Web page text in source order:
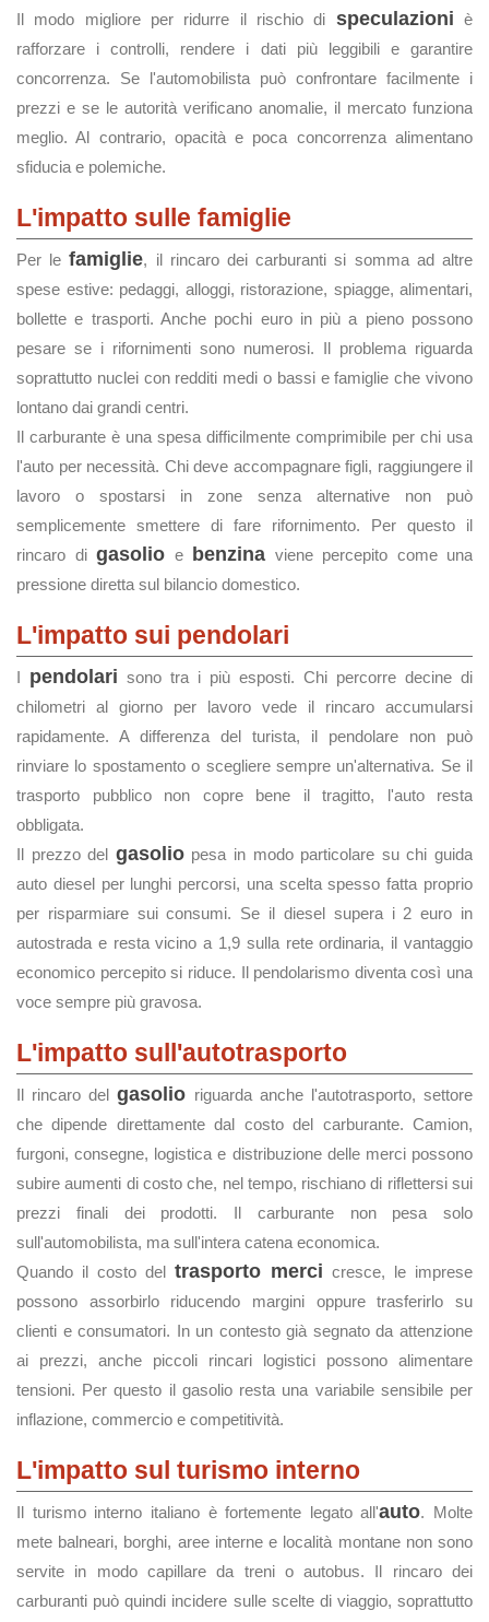
Il modo migliore per ridurre il rischio di speculazioni è
rafforzare i controlli, rendere i dati più leggibili e garantire
concorrenza. Se l'automobilista può confrontare facilmente i
prezzi e se le autorità verificano anomalie, il mercato funziona
meglio. Al contrario, opacità e poca concorrenza alimentano
sfiducia e polemiche.
L'impatto sulle famiglie
Per lefamiglie, il rincaro dei carburanti si somma ad altre
spese estive: pedaggi, alloggi, ristorazione, spiagge, alimentari,
bollette e trasporti. Anche pochi euro in più a pieno possono
pesare se i rifornimenti sono numerosi. Il problema riguarda
soprattutto nuclei con redditi medi o bassi e famiglie che vivono
lontano dai grandi centri.
Il carburante è una spesa difficilmente comprimibile per chi usa
l'auto per necessità. Chi deve accompagnare figli, raggiungere il
lavoro o spostarsi in zone senza alternative non può
semplicemente smettere di fare rifornimento. Per questo il
rincaro di gasolio e benzina viene percepito come una
pressione diretta sul bilancio domestico.
L'impatto sui pendolari
I pendolari sono tra i più esposti. Chi percorre decine di
chilometri al giorno per lavoro vede il rincaro accumularsi
rapidamente. A differenza del turista, il pendolare non può
rinviare lo spostamento o scegliere sempre un'alternativa. Se il
trasporto pubblico non copre bene il tragitto, l'auto resta
obbligata.
Il prezzo del gasoliopesa in modo particolare su chi guida
auto diesel per lunghi percorsi, una scelta spesso fatta proprio
per risparmiare sui consumi. Se il diesel supera i 2 euro in
autostrada e resta vicino a 1,9 sulla rete ordinaria, il vantaggio
economico percepito si riduce. Il pendolarismo diventa così una
voce sempre più gravosa.
L'impatto sull'autotrasporto
Il rincaro delgasolio riguarda anche l'autotrasporto, settore
che dipende direttamente dal costo del carburante. Camion,
furgoni, consegne, logistica e distribuzione delle merci possono
subire aumenti di costo che, nel tempo, rischiano di riflettersi sui
prezzi finali dei prodotti. Il carburante non pesa solo
sull'automobilista, ma sull'intera catena economica.
Quando il costo del trasporto merci cresce, le imprese
possono assorbirlo riducendo margini oppure trasferirlo su
clienti e consumatori. In un contesto già segnato da attenzione
ai prezzi, anche piccoli rincari logistici possono alimentare
tensioni. Per questo il gasolio resta una variabile sensibile per
inflazione, commercio e competitività.
L'impatto sul turismo interno
Il turismo interno italiano è fortemente legato all'auto. Molte
mete balneari, borghi, aree interne e località montane non sono
servite in modo capillare da treni o autobus. Il rincaro dei
carburanti può quindi incidere sulle scelte di viaggio, soprattutto